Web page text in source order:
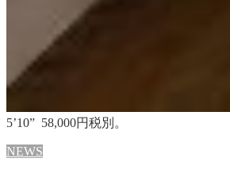
5’10” 58,000円税別。
NEWS